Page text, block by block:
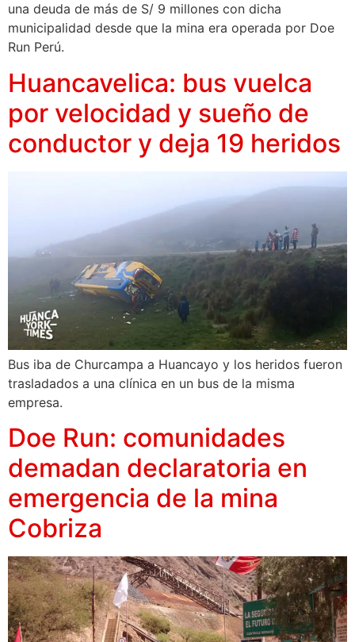
una deuda de más de S/ 9 millones con dicha
municipalidad desde que la mina era operada por Doe
Run Perú.
Huancavelica: bus vuelca
por velocidad y sueño de
conductor y deja 19 heridos
Bus iba de Churcampa a Huancayo y los heridos fueron
trasladados a una clínica en un bus de la misma
empresa.
Doe Run: comunidades
demadan declaratoria en
emergencia de la mina
Cobriza